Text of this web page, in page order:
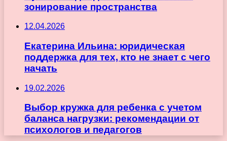
зонирование пространства
12.04.2026
Екатерина Ильина: юридическая
поддержка для тех, кто не знает с чего
начать
19.02.2026
Выбор кружка для ребенка с учетом
баланса нагрузки: рекомендации от
психологов и педагогов